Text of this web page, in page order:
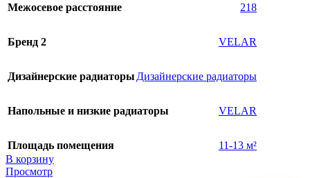
Межосевое расстояние 218
Бренд 2 VELAR
Дизайнерские радиаторы Дизайнерские радиаторы
Напольные и низкие радиаторы VELAR
Площадь помещения
11-13 м²
В корзину
Просмотр